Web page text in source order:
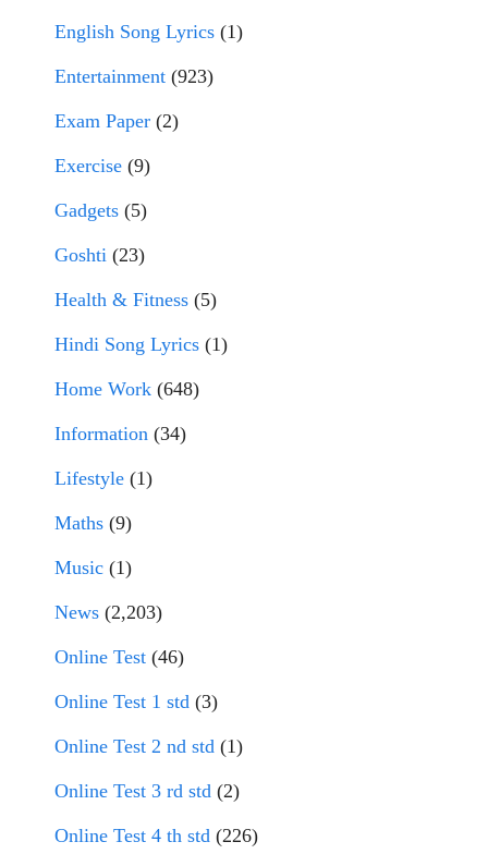
English Song Lyrics (1)
Entertainment (923)
Exam Paper (2)
Exercise (9)
Gadgets (5)
Goshti (23)
Health & Fitness (5)
Hindi Song Lyrics (1)
Home Work (648)
Information (34)
Lifestyle (1)
Maths (9)
Music (1)
News (2,203)
Online Test (46)
Online Test 1 std (3)
Online Test 2 nd std (1)
Online Test 3 rd std (2)
Online Test 4 th std (226)